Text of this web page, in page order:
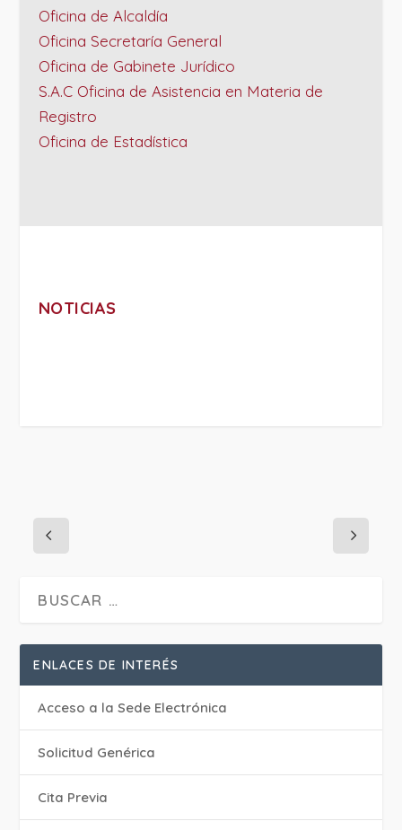
Oficina de Alcaldía
Oficina Secretaría General
Oficina de Gabinete Jurídico
S.A.C Oficina de Asistencia en Materia de
Registro
Oficina de Estadística
NOTICIAS
ENLACES DE INTERÉS
Acceso a la Sede Electrónica
Solicitud Genérica
Cita Previa